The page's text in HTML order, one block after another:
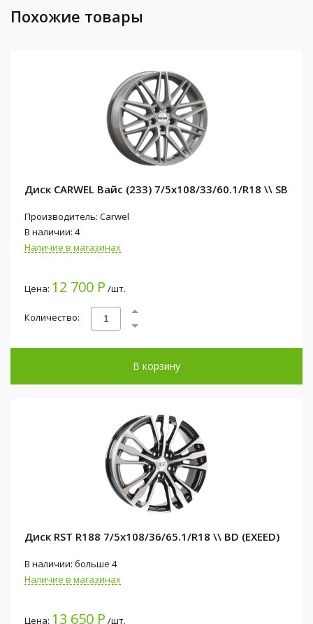
Похожие товары
Диск CARWEL Вайс (233) 7/5x108/33/60.1/R18 \\ SB
Производитель: Carwel
В наличии: 4
Наличие в магазинах
Цена: 12 700 Р /шт.
Количество:
В корзину
Диск RST R188 7/5x108/36/65.1/R18 \\ BD (EXEED)
В наличии: больше 4
Наличие в магазинах
Цена: 13 650 Р /шт.